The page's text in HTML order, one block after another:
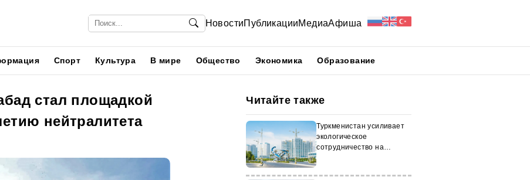
НовостиПубликацииМедиаАфиша
Спорт Культура В мире Общество Экономика Образование
стал площадкой
нейтралитета
Читайте также
Туркменистан усиливает
экологическое
сотрудничество на